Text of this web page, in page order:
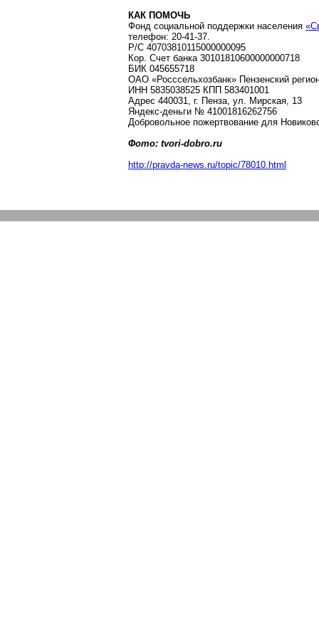
КАК ПОМОЧЬ
Фонд социальной поддержки населения
телефон: 20-41-37.
Р/С 40703810115000000095
Кор. Счет банка 30101810600000000718
БИК 045655718
ОАО «Росссельхозбанк» Пензенский
ИНН 5835038525 КПП 583401001
Адрес 440031, г. Пенза, ул. Мирская, 13
Яндекс-деньги № 41001816262756
Добровольное пожертвование для
Фото: tvori-dobro.ru
http://pravda-news.ru/topic/78010.html